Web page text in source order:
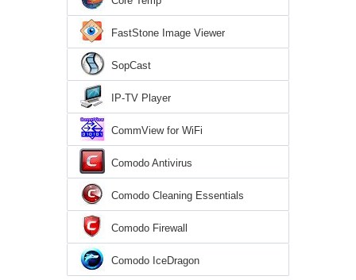
FastStone Image Viewer
SopCast
IP-TV Player
CommView for WiFi
Comodo Antivirus
Comodo Cleaning Essentials
Comodo Firewall
Comodo IceDragon